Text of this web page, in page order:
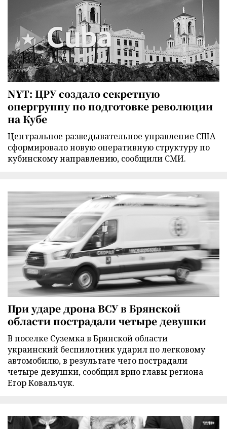
NYT: ЦРУ создало секретную
опергруппу по подготовке революции
на Кубе
Центральное разведывательное управление США
сформировало новую оперативную структуру по
кубинскому направлению, сообщили СМИ.
При ударе дрона ВСУ в Брянской
области пострадали четыре девушки
В поселке Суземка в Брянской области
украинский беспилотник ударил по легковому
автомобилю, в результате чего пострадали
четыре девушки, сообщил врио главы региона
Егор Ковальчук.